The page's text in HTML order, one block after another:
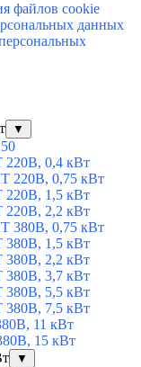
файлов cookie
данных
▼
220В, 0,4 кВт
220В, 0,75 кВт
220В, 1,5 кВт
220В, 2,2 кВт
380В, 0,75 кВт
380В, 1,5 кВт
380В, 2,2 кВт
380В, 3,7 кВт
380В, 5,5 кВт
380В, 7,5 кВт
11 кВт
15 кВт
▼